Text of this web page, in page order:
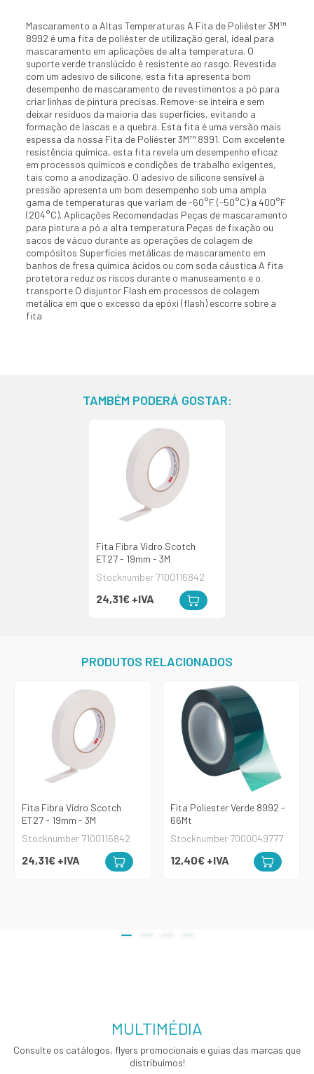
Mascaramento a Altas Temperaturas A Fita de Poliéster 3M™
8992 é uma fita de poliéster de utilização geral, ideal para
mascaramento em aplicações de alta temperatura. O
suporte verde translúcido é resistente ao rasgo. Revestida
com um adesivo de silicone, esta fita apresenta bom
desempenho de mascaramento de revestimentos a pó para
criar linhas de pintura precisas. Remove-se inteira e sem
deixar resíduos da maioria das superfícies, evitando a
formação de lascas e a quebra. Esta fita é uma versão mais
espessa da nossa Fita de Poliéster 3M™ 8991. Com excelente
resistência química, esta fita revela um desempenho eficaz
em processos químicos e condições de trabalho exigentes,
tais como a anodização. O adesivo de silicone sensível à
pressão apresenta um bom desempenho sob uma ampla
gama de temperaturas que variam de -60°F (-50°C) a 400°F
(204°C). Aplicações Recomendadas Peças de mascaramento
para pintura a pó a alta temperatura Peças de fixação ou
sacos de vácuo durante as operações de colagem de
compósitos Superfícies metálicas de mascaramento em
banhos de fresa química ácidos ou com soda cáustica A fita
protetora reduz os riscos durante o manuseamento e o
transporte O disjuntor Flash em processos de colagem
metálica em que o excesso da epóxi (flash) escorre sobre a
fita
TAMBÉM PODERÁ GOSTAR:
Fita Fibra Vidro Scotch
ET27 - 19mm - 3M
Stocknumber 7100116842
24,31€ +IVA
PRODUTOS RELACIONADOS
Fita Fibra Vidro Scotch
ET27 - 19mm - 3M
Stocknumber 7100116842
24,31€ +IVA
Fita Poliester Verde 8992 -
66Mt
Stocknumber 7000049777
12,40€ +IVA
MULTIMÉDIA
Consulte os catálogos, flyers promocionais e guias das marcas que
distribuímos!